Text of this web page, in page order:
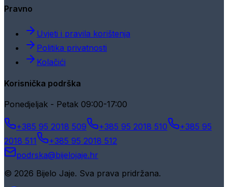
Pravno
Uvjeti i pravila korištenja
Politika privatnosti
Kolačići
Korisnička podrška
Ponedjeljak - Petak 09:00-17:00
+385 95 2018 509 +385 95 2018 510
+385 95
2018 511
+385 95 2018 512
podrska@bijelojaje.hr
© 2026 Bijelo Jaje. Sva prava pridržana.